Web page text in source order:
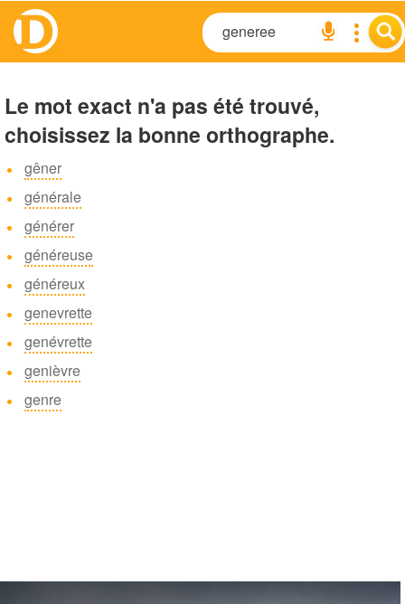
Le mot exact n'a pas été trouvé,
choisissez la bonne orthographe.
gêner
générale
générer
généreuse
généreux
genevrette
genévrette
genièvre
genre